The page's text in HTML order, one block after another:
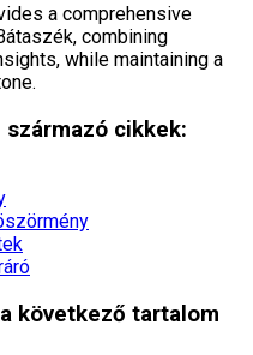
a comprehensive
combining
while maintaining a
cikkek:
következő tartalom